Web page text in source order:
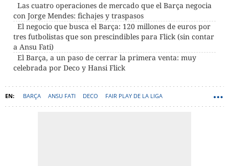
Las cuatro operaciones de mercado que el Barça negocia
con Jorge Mendes: fichajes y traspasos
El negocio que busca el Barça: 120 millones de euros por
tres futbolistas que son prescindibles para Flick (sin contar
a Ansu Fati)
El Barça, a un paso de cerrar la primera venta: muy
celebrada por Deco y Hansi Flick
BARÇA ANSU FATI DECO FAIR PLAY DE LA LIGA